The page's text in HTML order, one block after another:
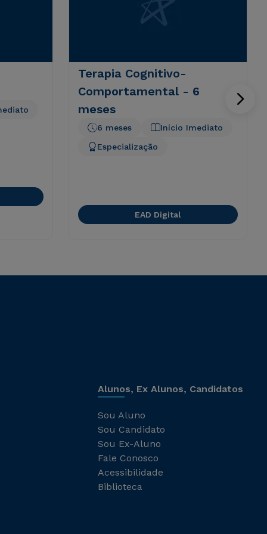
Terapia Cognitivo-
Comportamental - 6
meses
Início Imediato
6 meses
Especialização
EAD Digital
Alunos, Ex Alunos, Candidatos
Sou Aluno
Sou Candidato
Sou Ex-Aluno
Fale Conosco
Acessibilidade
Biblioteca